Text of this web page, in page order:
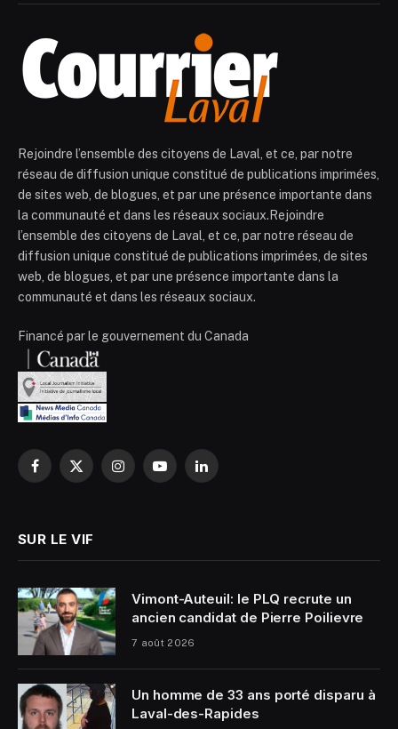
Rejoindre l’ensemble des citoyens de Laval, et ce, par notre
réseau de diffusion unique constitué de publications imprimées,
de sites web, de blogues, et par une présence importante dans
la communauté et dans les réseaux sociaux.Rejoindre
l’ensemble des citoyens de Laval, et ce, par notre réseau de
diffusion unique constitué de publications imprimées, de sites
web, de blogues, et par une présence importante dans la
communauté et dans les réseaux sociaux.
Financé par le gouvernement du Canada
Facebook
X
InstagramYouTubeLinkedIn
SUR LE VIF
Vimont-Auteuil: le PLQ recrute un
ancien candidat de Pierre Poilievre
7 août 2026
Un homme de 33 ans porté disparu à
Laval-des-Rapides